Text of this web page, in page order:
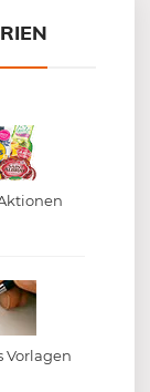
Vorlagen